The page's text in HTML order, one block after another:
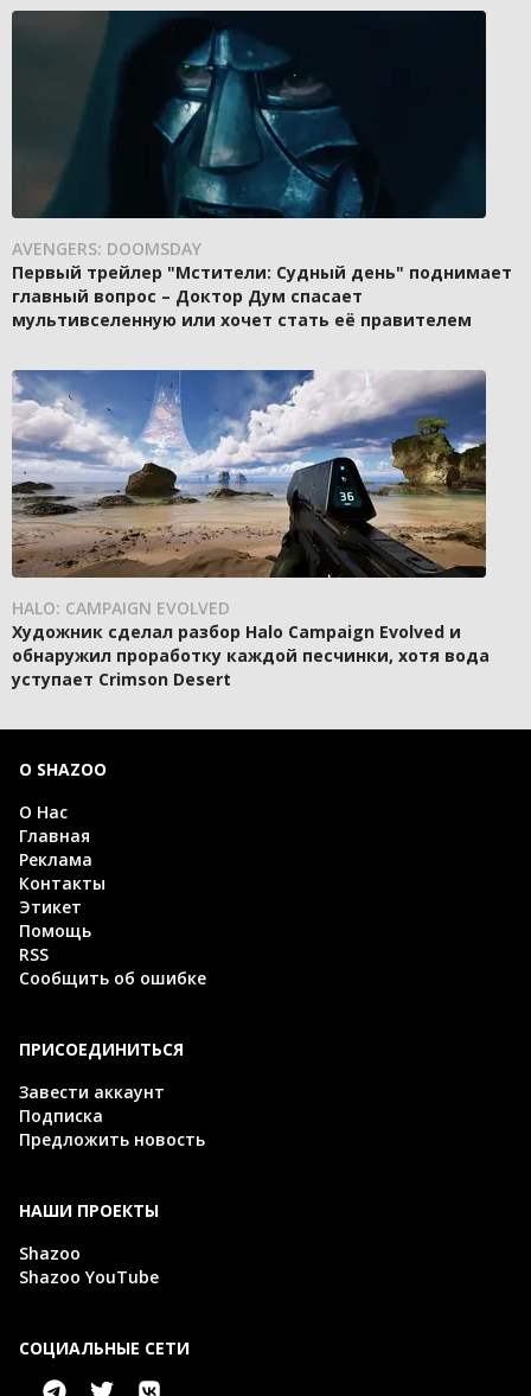
AVENGERS: DOOMSDAY
Первый трейлер "Мстители: Судный день" поднимает
главный вопрос – Доктор Дум спасает
мультивселенную или хочет стать её правителем
HALO: CAMPAIGN EVOLVED
Художник сделал разбор Halo Campaign Evolved и
обнаружил проработку каждой песчинки, хотя вода
уступает Crimson Desert
О SHAZOO
О Нас
Главная
Реклама
Контакты
Этикет
Помощь
RSS
Сообщить об ошибке
ПРИСОЕДИНИТЬСЯ
Завести аккаунт
Подписка
Предложить новость
НАШИ ПРОЕКТЫ
Shazoo
Shazoo YouTube
СОЦИАЛЬНЫЕ СЕТИ